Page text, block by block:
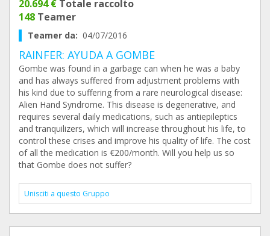
20.694 € Totale raccolto
148 Teamer
Teamer da: 04/07/2016
RAINFER: AYUDA A GOMBE
Gombe was found in a garbage can when he was a baby
and has always suffered from adjustment problems with
his kind due to suffering from a rare neurological disease:
Alien Hand Syndrome. This disease is degenerative, and
requires several daily medications, such as antiepileptics
and tranquilizers, which will increase throughout his life, to
control these crises and improve his quality of life. The cost
of all the medication is €200/month. Will you help us so
that Gombe does not suffer?
Unisciti a questo Gruppo